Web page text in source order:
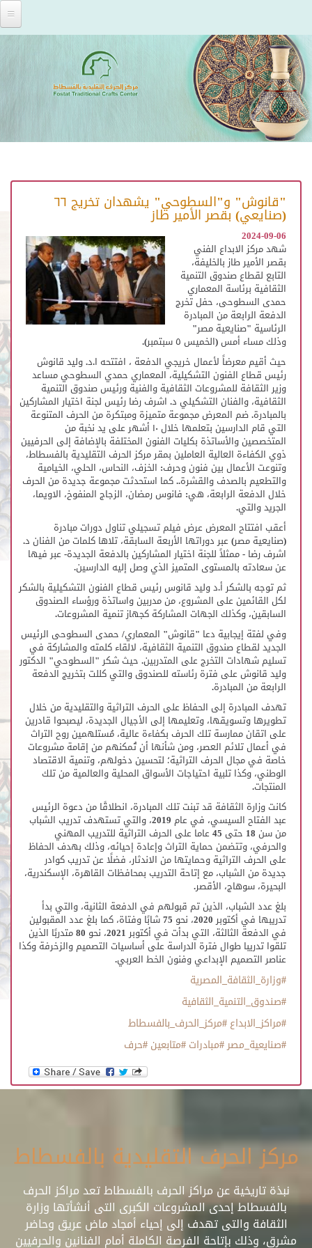
Skip to main content
"قانوش" و"السطوحي" يشهدان تخريج ٦٦
(صنايعي) بقصر الأمير طاز
2024-09-06
شهد مركز الابداع الفني
بقصر الأمير طاز بالخليفة،
التابع لقطاع صندوق التنمية
الثقافية برئاسة المعماري
حمدى السطوحى، حفل تخرج
الدفعة الرابعة من المبادرة
الرئاسية "صنايعية مصر"
وذلك مساء أمس (الخميس ٥ سبتمبر).
حيث أقيم معرضاً لأعمال خريجي الدفعة ، افتتحه ا.د. وليد قانوش
رئيس قطاع الفنون التشكيلية، المعماري حمدي السطوحي مساعد
وزير الثقافة للمشروعات الثقافية والفنية ورئيس صندوق التنمية
الثقافية، والفنان التشكيلي د. اشرف رضا رئيس لجنة اختيار المشاركين
بالمبادرة. ضم المعرض مجموعة متميزة ومبتكرة من الحرف المتنوعة
التي قام الدارسين بتعلمها خلال ١٠ أشهر على يد نخبة من
المتخصصين والأساتذة بكليات الفنون المختلفة بالإضافة إلى الحرفيين
ذوي الكفاءة العالية العاملين بمقر مركز الحرف التقليدية بالفسطاط،
وتنوعت الأعمال بين فنون وحرف: الخزف، النحاس، الحلي، الخيامية
والتطعيم بالصدف والقشرة.. كما استحدثت مجموعة جديدة من الحرف
خلال الدفعة الرابعة، هي: فانوس رمضان، الزجاج المنفوخ، الاويما،
الجريد والتي.
أعقب افتتاح المعرض عرض فيلم تسجيلي تناول دورات مبادرة
(صنايعية مصر) عبر دوراتها الأربعة السابقة، تلاها كلمات من الفنان د.
اشرف رضا - ممثلاً للجنة اختيار المشاركين بالدفعة الجديدة- عبر فيها
عن سعادته بالمستوى المتميز الذي وصل إليه الدارسين.
ثم توجه بالشكر أ.د وليد قانوس رئيس قطاع الفنون التشكيلية بالشكر
لكل القائمين على المشروع، من مدربين واساتذة ورؤساء الصندوق
السابقين، وكذلك الجهات المشاركة كجهاز تنمية المشروعات.
وفي لفتة إيجابية دعا "قانوش" المعماري/ حمدى السطوحى الرئيس
الجديد لقطاع صندوق التنمية الثقافية، لالقاء كلمته والمشاركة في
تسليم شهادات التخرج على المتدربين. حيث شكر "السطوحي" الدكتور
وليد قانوش على فترة رئاسته للصندوق والتي كللت بتخريج الدفعة
الرابعة من المبادرة.
تهدف المبادرة إلى الحفاظ على الحرف التراثية والتقليدية من خلال
تطويرها وتسويقها، وتعليمها إلى الأجيال الجديدة، ليصبحوا قادرين
على اتقان ممارسة تلك الحرف بكفاءة عالية، مُستلهمين روح التراث
في أعمال تلائم العصر، ومن شأنها أن تُمكنهم من إقامة مشروعات
خاصة في مجال الحرف التراثية؛ لتحسين دخولهم، وتنمية الاقتصاد
الوطني، وكذا تلبية احتياجات الأسواق المحلية والعالمية من تلك
المنتجات.
كانت وزارة الثقافة قد تبنت تلك المبادرة، انطلاقًا من دعوة الرئيس
عبد الفتاح السيسي، في عام 2019، والتي تستهدف تدريب الشباب
من سن 18 حتى 45 عاما على الحرف التراثية للتدريب المهني
والحرفي، وتتضمن حماية التراث وإعادة إحيائه، وذلك بهدف الحفاظ
على الحرف التراثية وحمايتها من الاندثار، فضلًا عن تدريب كوادر
جديدة من الشباب، مع إتاحة التدريب بمحافظات القاهرة، الإسكندرية،
البحيرة، سوهاج، الأقصر.
بلغ عدد الشباب، الذين تم قبولهم في الدفعة الثانية، والتي بدأ
تدريبها في أكتوبر 2020، نحو 75 شابًا وفتاة، كما بلغ عدد المقبولين
في الدفعة الثالثة، التي بدأت في أكتوبر 2021، نحو 80 متدربًا الذين
تلقوا تدريبا طوال فترة الدراسة على أساسيات التصميم والزخرفة وكذا
عناصر التصميم الإبداعي وفنون الخط العربي.
#وزارة_الثقافة_المصرية
#صندوق_التنمية_الثقافية
#مراكز_الابداع#مركز_الحرف_بالفسطاط
#صنايعية_مصر#مبادرات#متابعين#حرف
مركز الحرف التقليدية بالفسطاط
نبذة تاريخية عن مراكز الحرف بالفسطاط تعد مراكز الحرف
بالفسطاط إحدى المشروعات الكبرى التى أنشأتها وزارة
الثقافة والتى تهدف إلى إحياء أمجاد ماض عريق وحاضر
مشرق، وذلك بإتاحة الفرصة الكاملة أمام الفنانين والحرفيين